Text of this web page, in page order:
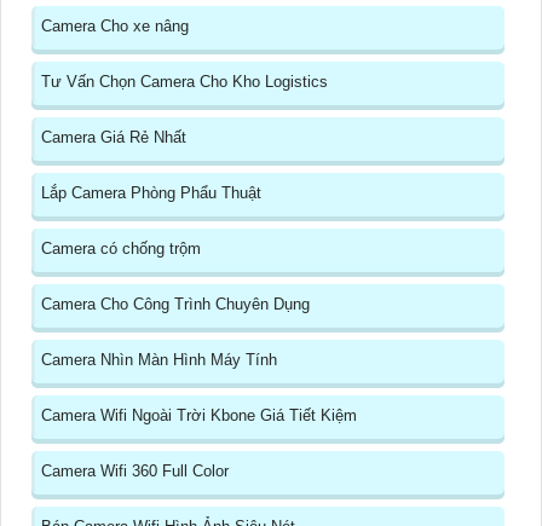
Camera Cho xe nâng
Tư Vấn Chọn Camera Cho Kho Logistics
Camera Giá Rẻ Nhất
Lắp Camera Phòng Phẩu Thuật
Camera có chống trộm
Camera Cho Công Trình Chuyên Dụng
Camera Nhìn Màn Hình Máy Tính
Camera Wifi Ngoài Trời Kbone Giá Tiết Kiệm
Camera Wifi 360 Full Color